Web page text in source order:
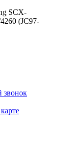
SCX-
(JC97-
звонок